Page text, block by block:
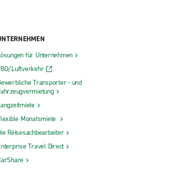
für Unternehmen
Luftverkehr
Transporter - und
Monatsmiete
Reisesachbearbeiter
Travel Direct